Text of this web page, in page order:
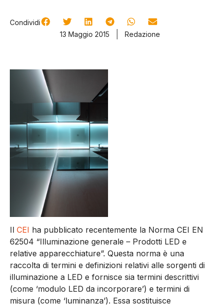
Condividi
13 Maggio 2015
Redazione
Il CEI ha pubblicato recentemente la Norma CEI EN
62504 “Illuminazione generale – Prodotti LED e
relative apparecchiature”. Questa norma è una
raccolta di termini e definizioni relativi alle sorgenti di
illuminazione a LED e fornisce sia termini descrittivi
(come ‘modulo LED da incorporare’) e termini di
misura (come ‘luminanza’). Essa sostituisce